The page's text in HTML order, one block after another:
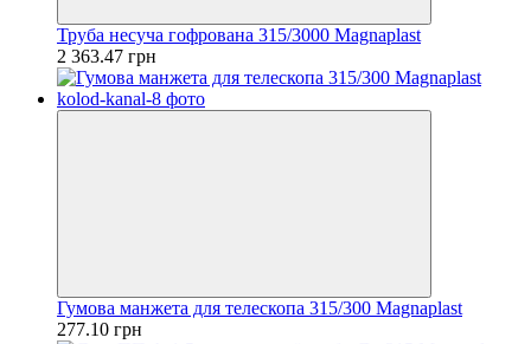
Труба несуча гофрована 315/3000 Magnaplast
2 363.47 грн
Гумова манжета для телескопа 315/300 Magnaplast
277.10 грн